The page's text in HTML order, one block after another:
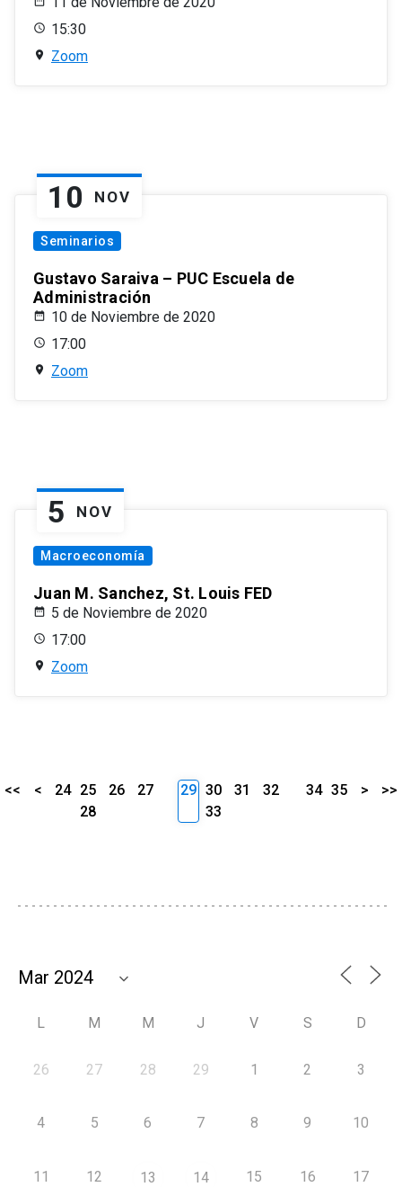
15:30
Zoom
10 NOV
Seminarios
Gustavo Saraiva – PUC Escuela de
Administración
10 de Noviembre de 2020
17:00
Zoom
5 NOV
Macroeconomía
Juan M. Sanchez, St. Louis FED
5 de Noviembre de 2020
17:00
Zoom
<< < 24 25 26
27
28
29 30 31
32
33
34 35 > >>
L M M J V S D
26 27 28 29 1 2 3
4 5 6 7 8 9 10
11 12 13 14 15 16 17